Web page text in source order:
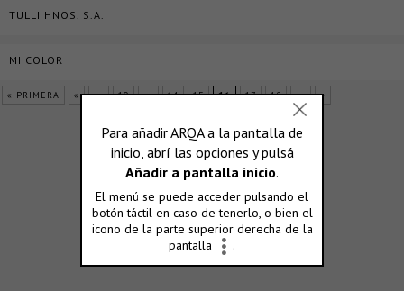
TULLI HNOS. S.A.
MI COLOR
« PRIMERA « ... 10 ... 14 15 16 17 18 ... »